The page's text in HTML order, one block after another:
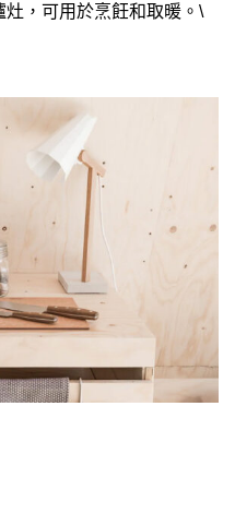
灶，可用於烹飪和取暖。\